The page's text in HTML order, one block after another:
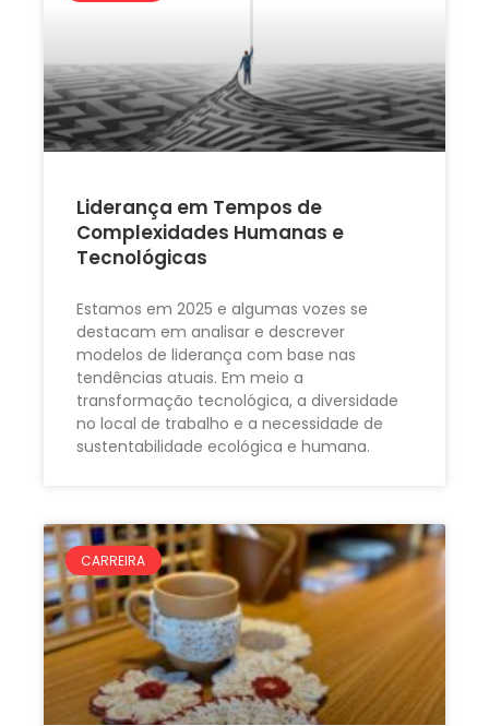
Liderança em Tempos de
Complexidades Humanas e
Tecnológicas
Estamos em 2025 e algumas vozes se
destacam em analisar e descrever
modelos de liderança com base nas
tendências atuais. Em meio a
transformação tecnológica, a diversidade
no local de trabalho e a necessidade de
sustentabilidade ecológica e humana.
CARREIRA